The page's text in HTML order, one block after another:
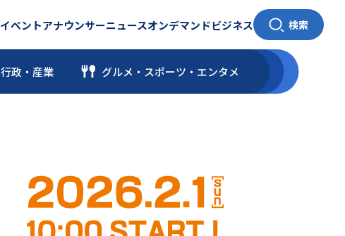
イベントアナウンサーニュースオンデマンドビジネス 検索
行政・産業 グルメ・スポーツ ・ エンタメ